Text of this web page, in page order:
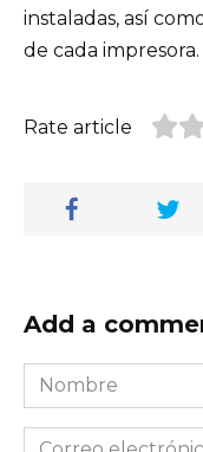
instaladas, así
de cada impresora.
Rate article
Add a
Nombre
*
Correo